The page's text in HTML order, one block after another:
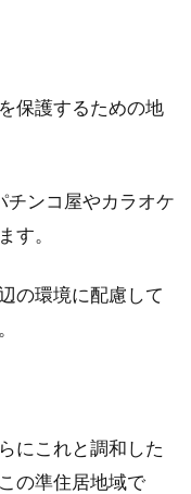
はある？
送申請が挙げられます。
保護するための地
チンコ屋やカラオケ
す。
の環境に配慮して
にこれと調和した
の準住居地域で